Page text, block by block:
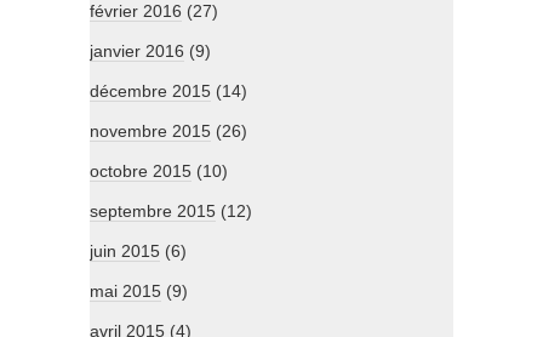
février 2016 (27)
janvier 2016 (9)
décembre 2015 (14)
novembre 2015 (26)
octobre 2015 (10)
septembre 2015 (12)
juin 2015 (6)
mai 2015 (9)
avril 2015 (4)